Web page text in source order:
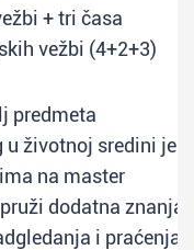
+ tri časa
vežbi (4+2+3)
predmeta
u životnoj sredini je
na master
dodatna znanja
i praćenja